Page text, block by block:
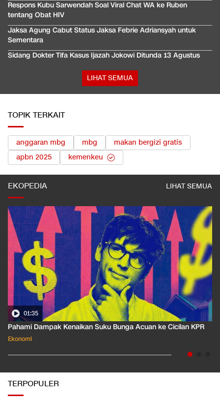
Respons Kubu Sarwendah Soal Viral Chat WA ke Ruben
tentang Obat HIV
Jaksa Agung Cabut Status Jaksa Febrie Adriansyah untuk
Sementara
Sidang Dokter Tifa Kasus Ijazah Jokowi Ditunda 13 Agustus
LIHAT SEMUA
TOPIK TERKAIT
anggaran mbg mbg
makan bergizi gratis
apbn 2025
kemenkeu
EKOPEDIA LIHAT SEMUA
01:35
Pahami Dampak Kenaikan Suku Bunga Acuan ke Cicilan KPR
Ekonomi
TERPOPULER